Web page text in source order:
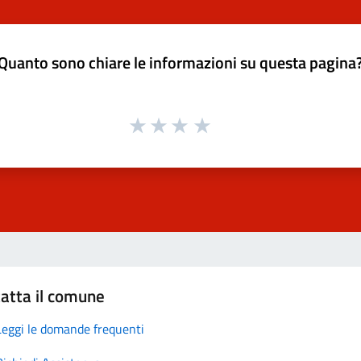
sono chiare le informazioni su questa
il comune
le domande frequenti